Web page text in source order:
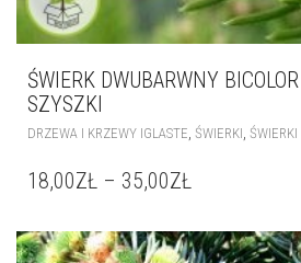
ŚWIERK DWUBARWNY
SZYSZKI
DRZEWA I KRZEWY IGLASTE ŚWIERKI ŚWIERKI
18,00ZŁ – 35,00ZŁ